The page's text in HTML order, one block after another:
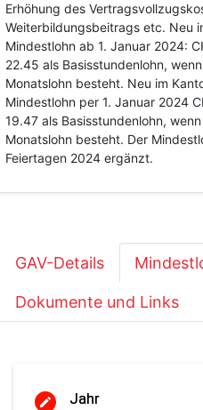
Erhöhung des
Weiterbildungsbeitrags etc. Neu
Mindestlohn ab 1. Januar 2024:
22.45 als Basisstundenlohn,
Monatslohn besteht. Neu im
Mindestlohn per 1. Januar 2024
19.47 als Basisstundenlohn,
Monatslohn besteht. Der
Feiertagen 2024 ergänzt.
GAV-Details
Dokumente und Links
Jahr